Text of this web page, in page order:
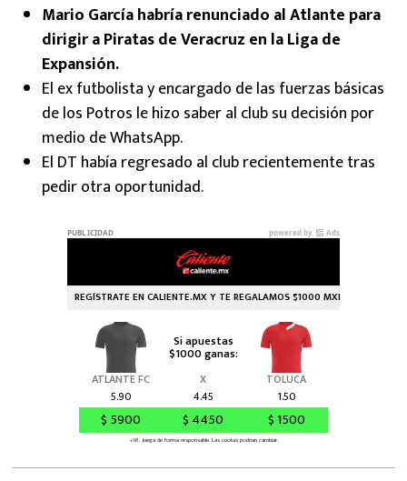
Mario García habría renunciado al Atlante para
dirigir a Piratas de Veracruz en la Liga de
Expansión.
El ex futbolista y encargado de las fuerzas básicas
de los Potros le hizo saber al club su decisión por
medio de WhatsApp.
El DT había regresado al club recientemente tras
pedir otra oportunidad.